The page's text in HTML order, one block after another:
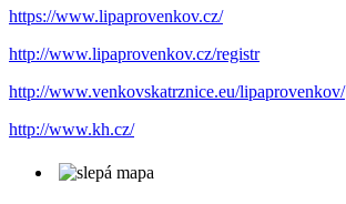
https://www.lipaprovenkov.cz/
http://www.lipaprovenkov.cz/registr
http://www.venkovskatrznice.eu/lipaprovenkov/
http://www.kh.cz/